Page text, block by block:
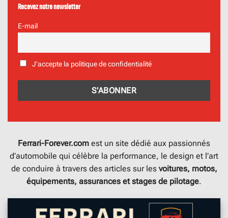
Recevez notre newsletter
E-mail
J'accepte la politique de confidentialité
Ferrari-Forever.com est un site dédié aux passionnés
d’automobile qui célèbre la performance, le design et l’art
de conduire à travers des articles sur les voitures, motos,
équipements, assurances et stages de pilotage.